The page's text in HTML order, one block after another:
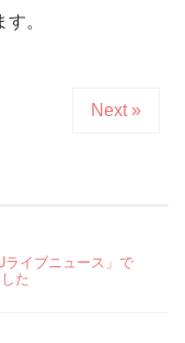
。
Next »
イブニュース」で
た